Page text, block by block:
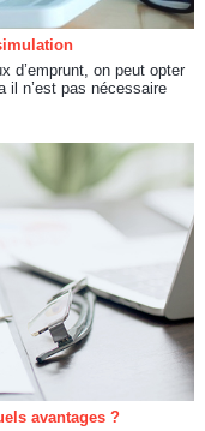
d’emprunt, on peut opter
il n’est pas nécessaire
avantages ?